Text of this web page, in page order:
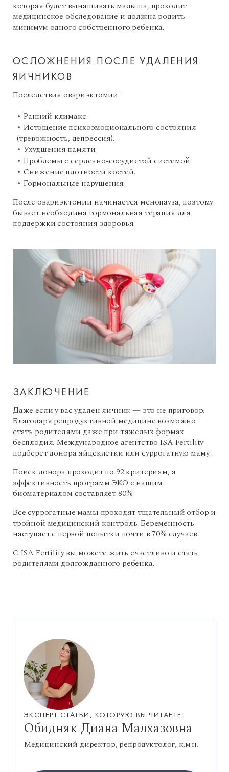
которая будет вынашивать малыша, проходит
медицинское обследование и должна родить
минимум одного собственного ребенка.
ОСЛОЖНЕНИЯ ПОСЛЕ УДАЛЕНИЯ
ЯИЧНИКОВ
Последствия овариэктомии:
Ранний климакс.
Истощение психоэмоционального состояния
(тревожность, депрессия).
Ухудшения памяти.
Проблемы с сердечно-сосудистой системой.
Снижение плотности костей.
Гормональные нарушения.
После овариэктомии начинается менопауза, поэтому
бывает необходима гормональная терапия для
поддержки состояния здоровья.
ЗАКЛЮЧЕНИЕ
Даже если у вас удален яичник — это не приговор.
Благодаря репродуктивной медицине возможно
стать родителями даже при тяжелых формах
бесплодия. Международное агентство ISA Fertility
подберет донора яйцеклетки или суррогатную маму.
Поиск донора проходит по 92 критериям, а
эффективность программ ЭКО с нашим
биоматериалом составляет 80%.
Все суррогатные мамы проходят тщательный отбор и
тройной медицинский контроль. Беременность
наступает с первой попытки почти в 70% случаев.
С ISA Fertility вы можете жить счастливо и стать
родителями долгожданного ребенка.
ЭКСПЕРТ СТАТЬИ, КОТОРУЮ ВЫ ЧИТАЕТЕ
Обидняк Диана Малхазовна
Медицинский директор, репродуктолог, к.м.н.